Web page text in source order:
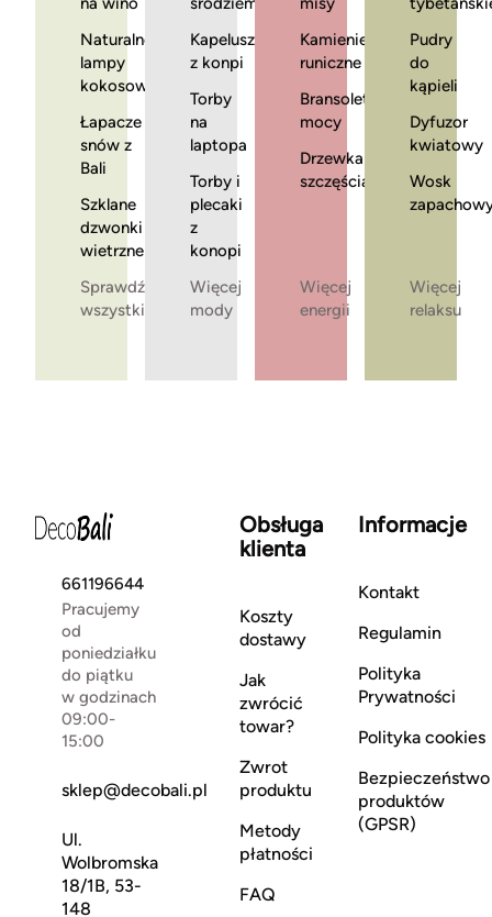
Naturalne
lampy
kokosowe
Łapacze
snów z
Bali
Szklane
dzwonki
wietrzne
Sprawdź
wszystkie
Kapelusze
z konpi
Torby
na
laptopa
Torby i
plecaki
z
konopi
Więcej
mody
Kamienie
runiczne
Bransoletki
mocy
Drzewka
szczęścia
Więcej
energii
Pudry
do
kąpieli
Dyfuzor
kwiatowy
Wosk
Więcej
relaksu
661196644
Pracujemy
od
poniedziałku
do piątku
w godzinach
09:00-
15:00
sklep@decobali.pl
Ul.
Wolbromska
18/1B, 53-
148
Obsługa
klienta
Koszty
dostawy
Jak
zwrócić
towar?
Zwrot
produktu
Metody
płatności
FAQ
Informacje
Kontakt
Regulamin
Polityka
Prywatności
Polityka cookies
Bezpieczeństwo
produktów
(GPSR)